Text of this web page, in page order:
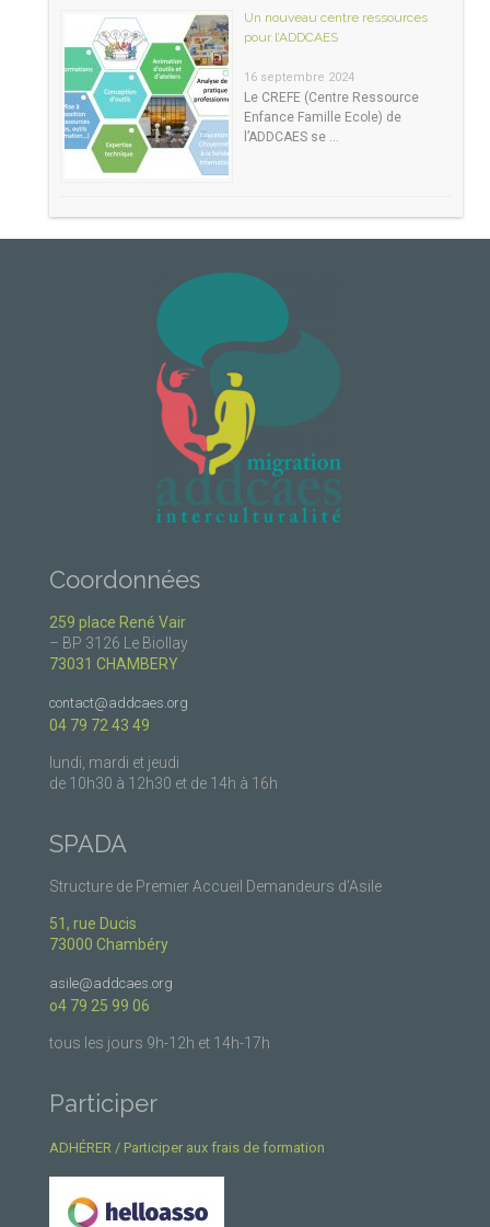
Un nouveau centre ressources
pour l’ADDCAES
16 septembre 2024
Le CREFE (Centre Ressource
Enfance Famille Ecole) de
l’ADDCAES se …
Coordonnées
259 place René Vair
– BP 3126 Le Biollay
73031 CHAMBERY
contact@addcaes.org
04 79 72 43 49
lundi, mardi et jeudi
de 10h30 à 12h30 et de 14h à 16h
SPADA
Structure de Premier Accueil Demandeurs d’Asile
51, rue Ducis
73000 Chambéry
asile@addcaes.org
o4 79 25 99 06
tous les jours 9h-12h et 14h-17h
Participer
ADHÉRER / Participer aux frais de formation